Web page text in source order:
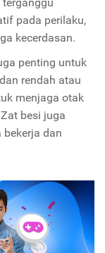
pada perilaku,
kecerdasan.
penting untuk
rendah atau
menjaga otak
besi juga
dan